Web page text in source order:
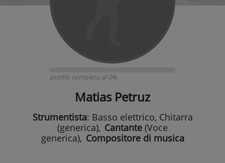
profilo completo al 0%
Matias Petruz
Strumentista: Basso elettrico, Chitarra
(generica), Cantante (Voce
generica), Compositore di musica